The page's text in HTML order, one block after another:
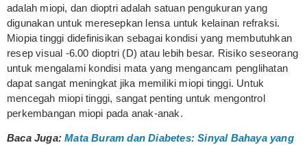
adalah miopi, dan dioptri adalah satuan pengukuran yang
digunakan untuk meresepkan lensa untuk kelainan refraksi.
Miopia tinggi didefinisikan sebagai kondisi yang membutuhkan
resep visual -6.00 dioptri (D) atau lebih besar. Risiko seseorang
untuk mengalami kondisi mata yang mengancam penglihatan
dapat sangat meningkat jika memiliki miopi tinggi. Untuk
mencegah miopi tinggi, sangat penting untuk mengontrol
perkembangan miopi pada anak-anak.
Baca Juga:Mata Buram dan Diabetes: Sinyal Bahaya yang